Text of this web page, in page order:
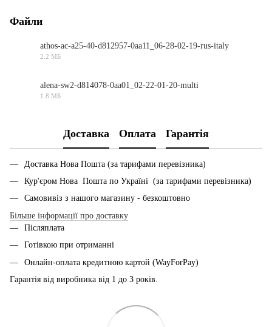
Файли
athos-ac-a25-40-d812957-0aa11_06-28-02-19-rus-italy
2.2 МБ
alena-sw2-d814078-0aa01_02-22-01-20-multi
1.8 МБ
Доставка Оплата Гарантія
Доставка Нова Пошта (за тарифами перевізника)
Кур'єром Нова Пошта по Україні (за тарифами перевізника)
Самовивіз з нашого магазину - безкоштовно
Більше інформації про доставку
Післяплата
Готівкою при отриманні
Онлайн-оплата кредитною картой (WayForPay)
Гарантія від виробника від 1 до 3 років.